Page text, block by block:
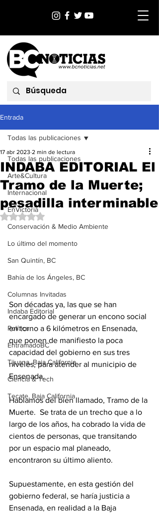
Entrada
Todas las publicaciones
Arte&Cultura
Internacional
EnVictoria
Conservación & Medio Ambiente
Lo último del momento
San Quintín, BC
Bahía de los Ángeles, BC
Columnas Invitadas
Indaba Editorial
Política
EntramadoBC
Tijuana, Baja California
Ciencia & Tech
Tecate, Baja California
Todas las publicaciones
INDABA EDITORIAL El
Tramo de la Muerte;
pesadilla interminable
17 abr 2023 2 min de lectura
Obtuvo NaN de 5 estrellas.
Son décadas ya, las que se han
encargado de generar un encono social
en torno a 6 kilómetros en Ensenada,
que ponen de manifiesto la poca
capacidad del gobierno en sus tres
niveles, para atender al municipio de
Ensenada.
Hablamos del bien llamado, Tramo de la
Muerte.  Se trata de un trecho que a lo
largo de los años, ha cobrado la vida de
cientos de personas, que transitando
por un espacio mal planeado,
encontraron su último aliento.
Supuestamente, en esta gestión del
gobierno federal, se haría justicia a
Ensenada, en realidad a la Baja